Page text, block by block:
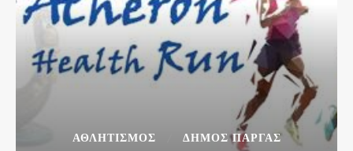
ΑΘΛΗΤΙΣΜΌΣ ΔΉΜΟΣ ΠΆΡΓΑΣ